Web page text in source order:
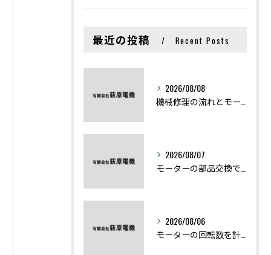
最近の投稿 Recent Posts
2026/08/08
2026/08/07
2026/08/06